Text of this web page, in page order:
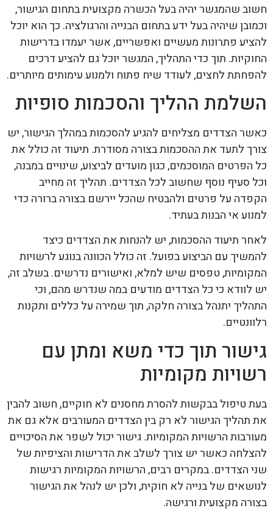
חשוב שהמגשר יהיה בעל הכשרה מקצועית בתחום הגישור,
וכמובן שיהיה בעל ידע בתחום הבנייה והרגולציה. כך הוא יוכל
להציע פתרונות מעשיים ואפשריים, אשר יעמדו בדרישות
החוקיות. תוך כדי התהליך, המגשר יוכל גם להציע דרכים
להפחתת לחצים, לעודד שיח פתוח ולמנוע עימותים מיותרים.
השלמת ההליך והסכמות סופיות
כאשר הצדדים מצליחים להגיע להסכמות במהלך הגישור, יש
צורך לתעד את ההסכמות בצורה מסודרת. תיעוד זה כולל את
כל הפרטים המוסכמים, כגון מועדים לביצוע, שינויים במבנה,
וכל סעיף נוסף שחשוב לכל הצדדים. תהליך זה מחייב
הקפדה על פרטים ולהבטיח שהכל יירשם בצורה ברורה כדי
למנוע אי הבנות בעתיד.
לאחר תיעוד ההסכמות, יש להנחות את הצדדים כיצד
להמשיך עם הביצוע בפועל. זה כולל הכוונה בנוגע לרשויות
המקומיות, טפסים שיש למלא, ואישורים נדרשים. בשלב זה,
יש לוודא כי כל הצדדים מודעים במה שנדרש מהם, וכי
התהליך יתנהל בצורה חלקה, תוך שמירה על כללים ותקנות
רלוונטיים.
גישור תוך כדי משא ומתן עם
רשויות מקומיות
בעת טיפול בבקשות להסרת מחסנים לא חוקיים, חשוב להבין
את תהליך הגישור לא רק בין הצדדים המעורבים אלא גם את
מעורבות הרשויות המקומיות. גישור יכול לשפר את הסיכויים
להצלחה כאשר יש צורך לשלב את הדרישות והציפיות של
שני הצדדים. במקרים רבים, הרשויות המקומיות רגישות
לנושאים של בנייה לא חוקית, ולכן יש לנהל את הגישור
בצורה מקצועית ורגישה.